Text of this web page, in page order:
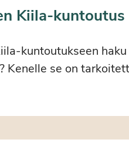
Kiila-
kuntoutukseen
Kenelle se on